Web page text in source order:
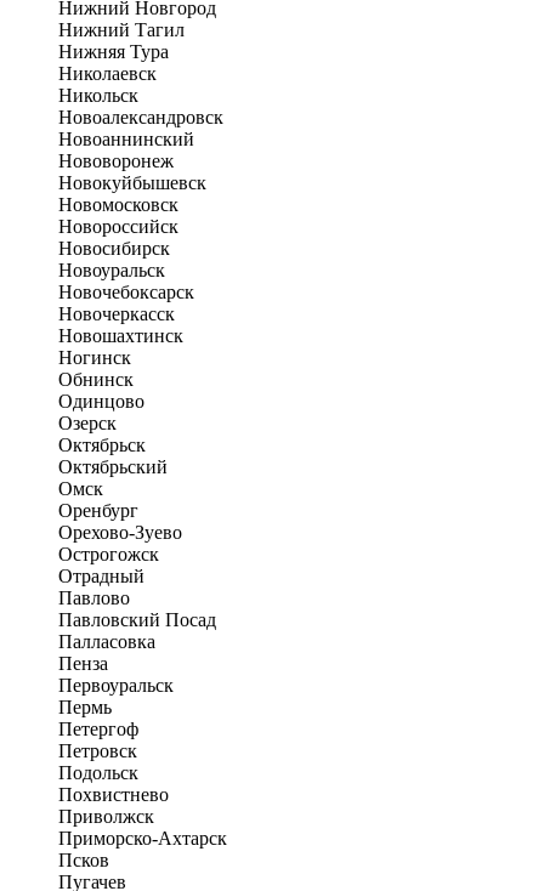
Нижний Новгород
Нижний Тагил
Нижняя Тура
Николаевск
Никольск
Новоалександровск
Новоаннинский
Нововоронеж
Новокуйбышевск
Новомосковск
Новороссийск
Новосибирск
Новоуральск
Новочебоксарск
Новочеркасск
Новошахтинск
Ногинск
Обнинск
Одинцово
Озерск
Октябрьск
Октябрьский
Омск
Оренбург
Орехово-Зуево
Острогожск
Отрадный
Павлово
Павловский Посад
Палласовка
Пенза
Первоуральск
Пермь
Петергоф
Петровск
Подольск
Похвистнево
Приволжск
Приморско-Ахтарск
Псков
Пугачев